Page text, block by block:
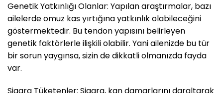
Genetik Yatkınlığı Olanlar: Yapılan araştırmalar, bazı
ailelerde omuz kas yırtığına yatkınlık olabileceğini
göstermektedir. Bu tendon yapısını belirleyen
genetik faktörlerle ilişkili olabilir. Yani ailenizde bu tür
bir sorun yaygınsa, sizin de dikkatli olmanızda fayda
var.